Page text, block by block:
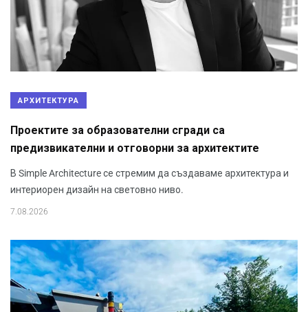
АРХИТЕКТУРА
Проектите за образователни сгради са
предизвикателни и отговорни за архитектите
В Simple Architecture се стремим да създаваме архитектура и
интериорен дизайн на световно ниво.
7.08.2026